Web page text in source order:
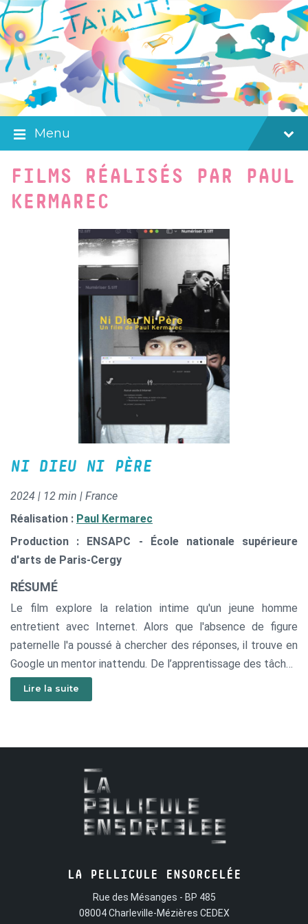
Skip
to
content
Skip
to
main
navigation
Skip
to
footer
Menu
FILMS RÉALISÉS PAR PAUL
KERMAREC
NI DIEU NI PÈRE
2024 | 12 min | France
Réalisation : Paul Kermarec
Production : ENSAPC - École nationale supérieure
d'arts de Paris-Cergy
RÉSUMÉ
Le film explore la relation intime qu'un jeune homme
entretient avec Internet. Alors que l'absence de figure
paternelle l'a poussé à chercher des réponses, il trouve en
Google un mentor inattendu. De l’apprentissage des tâches
quotidiennes, comme le rasage, à la découverte de
connaissances plus profondes, l’algorithme devient bien
Lire la suite
LA PELLICULE ENSORCELÉE
Rue des Mésanges - BP 485
08004 Charleville-Mézières CEDEX